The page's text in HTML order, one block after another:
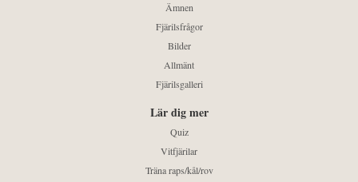
Ämnen
Fjärilsfrågor
Bilder
Allmänt
Fjärilsgalleri
Lär dig mer
Quiz
Vitfjärilar
Träna raps/kål/rov